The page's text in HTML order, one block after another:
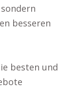
besseren
besten und